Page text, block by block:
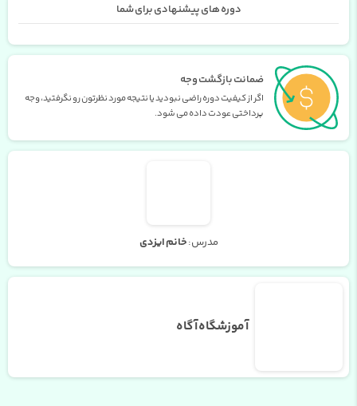
دوره های پیشنهادی برای شما
ضمانت بازگشت وجه
اگر از کیفیت دوره راضی نبودید یا نتیجه مورد نظرتون رو نگرفتید، وجه
پرداختی عودت داده می شود.
مدرس:خانم ایزدی
آموزشگاه آگاه